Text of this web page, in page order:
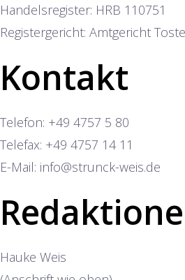
Handelsregister: HRB 110751
Registergericht: Amtgericht
Kontakt
Telefon: +49 4757 5 80
Telefax: +49 4757 14 11
E-Mail: info@strunck-weis.de
Hauke Weis